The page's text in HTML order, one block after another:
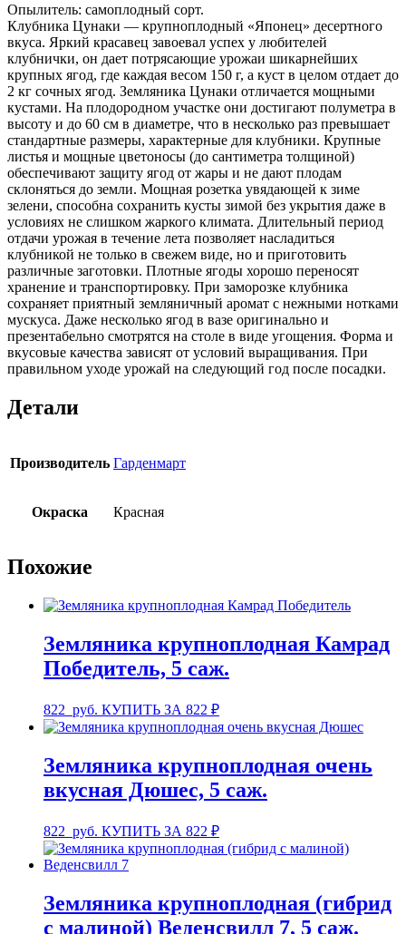
Опылитель: самоплодный сорт.
Клубника Цунаки — крупноплодный «Японец» десертного
вкуса. Яркий красавец завоевал успех у любителей
клубнички, он дает потрясающие урожаи шикарнейших
крупных ягод, где каждая весом 150 г, а куст в целом отдает до
2 кг сочных ягод. Земляника Цунаки отличается мощными
кустами. На плодородном участке они достигают полуметра в
высоту и до 60 см в диаметре, что в несколько раз превышает
стандартные размеры, характерные для клубники. Крупные
листья и мощные цветоносы (до сантиметра толщиной)
обеспечивают защиту ягод от жары и не дают плодам
склоняться до земли. Мощная розетка увядающей к зиме
зелени, способна сохранить кусты зимой без укрытия даже в
условиях не слишком жаркого климата. Длительный период
отдачи урожая в течение лета позволяет насладиться
клубникой не только в свежем виде, но и приготовить
различные заготовки. Плотные ягоды хорошо переносят
хранение и транспортировку. При заморозке клубника
сохраняет приятный земляничный аромат с нежными нотками
мускуса. Даже несколько ягод в вазе оригинально и
презентабельно смотрятся на столе в виде угощения. Форма и
вкусовые качества зависят от условий выращивания. При
правильном уходе урожай на следующий год после посадки.
Детали
Производитель Гарденмарт
Окраска Красная
Похожие
Земляника крупноплодная Камрад
Победитель, 5 саж.
822 руб. КУПИТЬ ЗА 822 ₽
Земляника крупноплодная очень
вкусная Дюшес, 5 саж.
822 руб. КУПИТЬ ЗА 822 ₽
Земляника крупноплодная (гибрид
с малиной) Веденсвилл 7, 5 саж.